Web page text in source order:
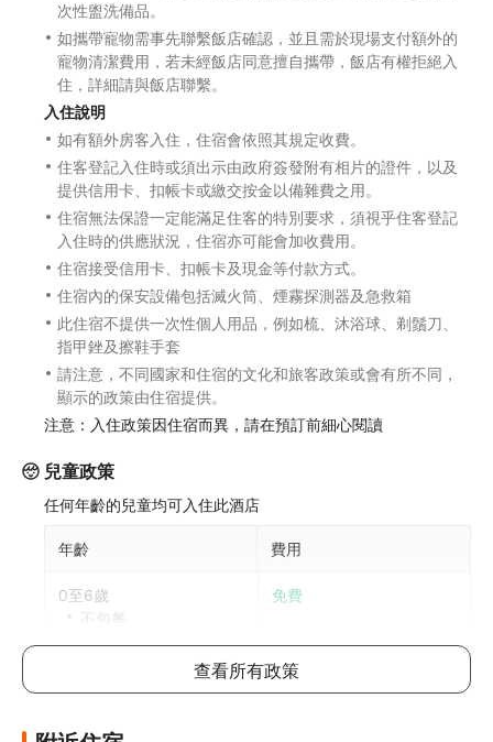
次性盥洗備品。
如攜帶寵物需事先聯繫飯店確認，並且需於現場支付額外的
寵物清潔費用，若未經飯店同意擅自攜帶，飯店有權拒絕入
住，詳細請與飯店聯繫。
入住說明
如有額外房客入住，住宿會依照其規定收費。
住客登記入住時或須出示由政府簽發附有相片的證件，以及
提供信用卡、扣帳卡或繳交按金以備雜費之用。
住宿無法保證一定能滿足住客的特別要求，須視乎住客登記
入住時的供應狀況，住宿亦可能會加收費用。
住宿接受信用卡、扣帳卡及現金等付款方式。
住宿內的保安設備包括滅火筒、煙霧探測器及急救箱
此住宿不提供一次性個人用品，例如梳、沐浴球、剃鬚刀、
指甲銼及擦鞋手套
請注意，不同國家和住宿的文化和旅客政策或會有所不同，
顯示的政策由住宿提供。
注意：入住政策因住宿而異，請在預訂前細心閱讀
兒童政策
任何年齡的兒童均可入住此酒店
年齡 費用
0至6歲
不包餐
免費
6歲以上兒童入住與成人同價
每間房可允許最多1位6歲或以下兒童與成人共用床鋪。如攜
查看所有政策